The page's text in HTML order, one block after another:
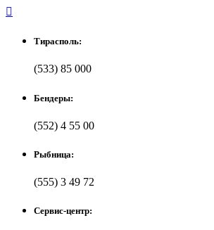

Тирасполь:
(533) 85 000
Бендеры:
(552) 4 55 00
Рыбница:
(555) 3 49 72
Сервис-центр: